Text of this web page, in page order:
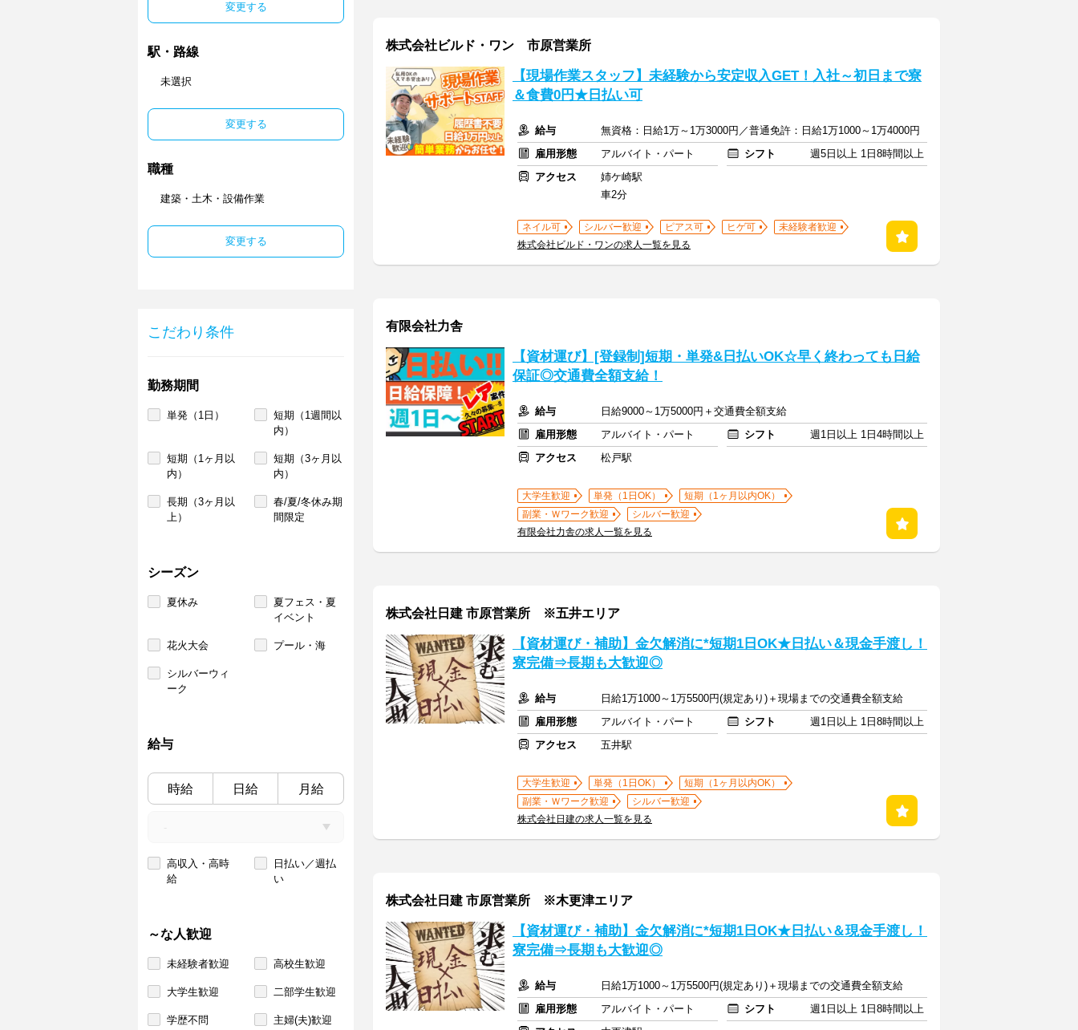
変更する
駅・路線
未選択
変更する
職種
建築・土木・設備作業
変更する
こだわり条件
勤務期間
単発（1日）
短期（1週間以
内）
短期（1ヶ月以
内）
短期（3ヶ月以
内）
長期（3ヶ月以
上）
春/夏/冬休み期
間限定
シーズン
夏休み
夏フェス・夏
イベント
花火大会 プール・海
シルバーウィ
ーク
給与
時給 日給 月給
高収入・高時
給
日払い／週払
い
～な人歓迎
未経験者歓迎 高校生歓迎
大学生歓迎 二部学生歓迎
学歴不問 主婦(夫)歓迎
株式会社ビルド・ワン 市原営業所
【現場作業スタッフ】未経験から安定収入GET！入社～初日まで寮
＆食費0円★日払い可
給与
無資格：日給1万～1万3000円／普通免許：日給1万1000～1万4000円
雇用形態
アルバイト・パート シフト
週5日以上 1日8時間以上
アクセス
姉ケ崎駅
車2分
ネイル可 シルバー歓迎 ピアス可 ヒゲ可
未経験者歓迎
株式会社ビルド・ワンの求人一覧を見る
有限会社力舎
【資材運び】[登録制]短期・単発&日払いOK☆早く終わっても日給
保証◎交通費全額支給！
給与
日給9000～1万5000円＋交通費全額支給
雇用形態
アルバイト・パート シフト
週1日以上 1日4時間以上
アクセス
松戸駅
大学生歓迎 単発（1日OK）
短期（1ヶ月以内OK）
副業・Ｗワーク歓迎
シルバー歓迎
有限会社力舎の求人一覧を見る
株式会社日建 市原営業所 ※五井エリア
【資材運び・補助】金欠解消に*短期1日OK★日払い＆現金手渡し！
寮完備⇒長期も大歓迎◎
給与
日給1万1000～1万5500円(規定あり)＋現場までの交通費全額支給
雇用形態
アルバイト・パート シフト
週1日以上 1日8時間以上
アクセス
五井駅
大学生歓迎 単発（1日OK）
短期（1ヶ月以内OK）
副業・Ｗワーク歓迎
シルバー歓迎
株式会社日建の求人一覧を見る
株式会社日建 市原営業所 ※木更津エリア
【資材運び・補助】金欠解消に*短期1日OK★日払い＆現金手渡し！
寮完備⇒長期も大歓迎◎
給与
日給1万1000～1万5500円(規定あり)＋現場までの交通費全額支給
雇用形態
アルバイト・パート シフト
週1日以上 1日8時間以上